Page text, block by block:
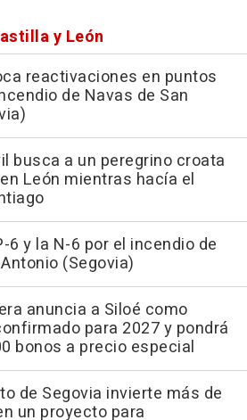
y León
reactivaciones en puntos
de Navas de San
busca a un peregrino croata
León mientras hacía el
6 y la N-6 por el incendio de
(Segovia)
anuncia a Siloé como
para 2027 y pondrá
bonos a precio especial
de Segovia invierte más de
un proyecto para